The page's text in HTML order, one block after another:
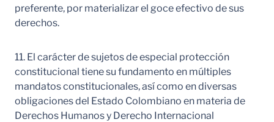
preferente, por materializar el goce efectivo de sus
derechos.
11. El carácter de sujetos de especial protección
constitucional tiene su fundamento en múltiples
mandatos constitucionales, así como en diversas
obligaciones del Estado Colombiano en materia de
Derechos Humanos y Derecho Internacional